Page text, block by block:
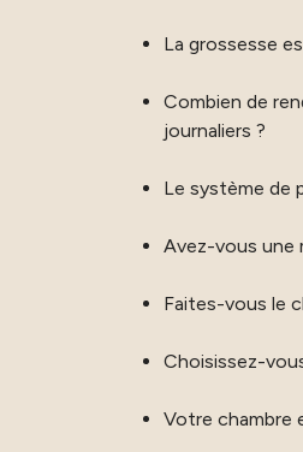
La grossesse
Combien de
journaliers ?
Le système de
Avez-vous une
Faites-vous le
Choisissez-
Votre chambre